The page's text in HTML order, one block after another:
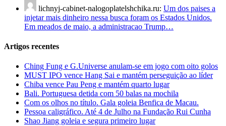
lichnyj-cabinet-nalogoplatelshchika.ru: Um dos paises a
injetar mais dinheiro nessa busca foram os Estados Unidos.
Em meados de maio, a administracao Trump…
Artigos recentes
Ching Fung e G.Universe anulam-se em jogo com oito golos
MUST IPO vence Hang Sai e mantém perseguição ao líder
Chiba vence Pau Peng e mantém quarto lugar
Bali. Portuguesa detida com 50 balas na mochila
Com os olhos no título. Gala goleia Benfica de Macau.
Pessoa caligráfico. Até 4 de Julho na Fundação Rui Cunha
Shao Jiang goleia e segura primeiro lugar